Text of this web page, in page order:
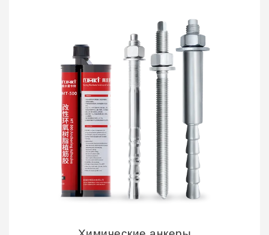
We have prepared Chinese
snacks, logo souvenirs and full
product samples for all valued
customers at our booth. Feel free
to stop by for face-to-face
discussion and quotations.24/7
WhatsApp Hotlines: 080 36005371
| 86 13813833394 | 86
13813851444